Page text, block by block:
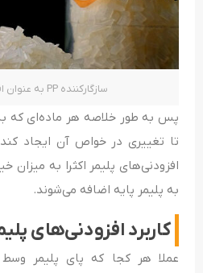
سازگارکننده PP به عنوان افزودنی پلیمری
پس به طور خلاصه هر ماده‌ای که
تا تغییری در خواص آن ایجاد
به پلیمر پایه اضافه می‌شوند.
کاربرد افزودنی‌های
عملا هر کجا که پای پلیمر وسط